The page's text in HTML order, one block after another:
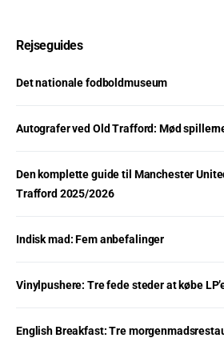
Rejseguides
Det nationale fodboldmuseum
Autografer ved Old Trafford: Mød
Den komplette guide til Manchester
Trafford 2025/2026
Indisk mad: Fem anbefalinger
Vinylpushere: Tre fede steder at købe
English Breakfast: Tre